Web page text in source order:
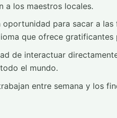
a los maestros locales.
oportunidad para sacar a
que ofrece
de interactuar
el mundo.
entre semana y los